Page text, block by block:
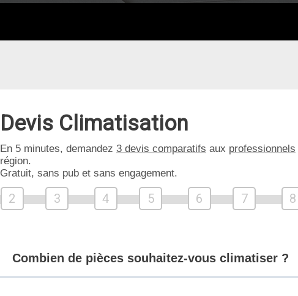
Devis Climatisation
En 5 minutes, demandez 3 devis comparatifs aux professionnels
région.
Gratuit, sans pub et sans engagement.
2 3 4 5 6 7 8
Combien de pièces souhaitez-vous climatiser ?